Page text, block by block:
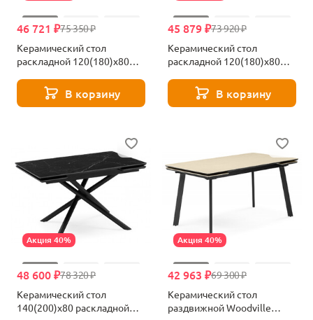
75 350 ₽
46 721 ₽
Керамический стол
раскладной 120(180)х80
shakespeare black / черный
625717
В корзину
73 920 ₽
45 879 ₽
Керамический стол
раскладной 120(180)х80
shakespeare black / черный
622889
В корзину
Акция 40%
78 320 ₽
48 600 ₽
Керамический стол
140(200)х80 раскладной
Акция 40%
69 300 ₽
42 963 ₽
Керамический стол
раздвижной Woodville